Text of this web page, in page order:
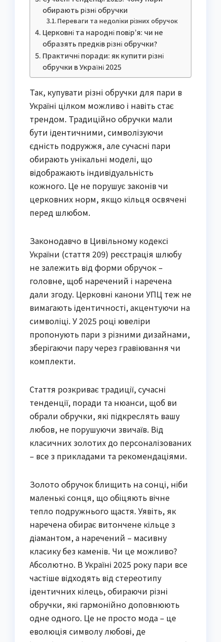
обирають різні обручки
Переваги та недоліки різних обручок
Церковні та народні повір’я: чи не
образять предків різні обручки?
Практичні поради: як купити різні
обручки в Україні 2025
Так, купувати різні обручки для пари в
Україні цілком можливо і навіть стає
трендом. Традиційно обручки мали
бути ідентичними, символізуючи
єдність подружжя, але сучасні пари
обирають унікальні моделі, що
відображають індивідуальність
кожного. Це не порушує законів чи
церковних норм, якщо кільця освячені
перед шлюбом.
Законодавчо в Цивільному кодексі
України (стаття 209) реєстрація шлюбу
не залежить від форми обручок –
головне, щоб наречений і наречена
дали згоду. Церковні канони УПЦ теж не
вимагають ідентичності, акцентуючи на
символіці. У 2025 році ювеліри
пропонують пари з різними дизайнами,
зберігаючи пару через гравіювання чи
комплекти.
Стаття розкриває традиції, сучасні
тенденції, поради та нюанси, щоб ви
обрали обручки, які підкреслять вашу
любов, не порушуючи звичаїв. Від
класичних золотих до персоналізованих
– все з прикладами та рекомендаціями.
Золото обручок блищить на сонці, ніби
маленькі сонця, що обіцяють вічне
тепло подружнього щастя. Уявіть, як
наречена обирає витончене кільце з
діамантом, а наречений – масивну
класику без каменів. Чи це можливо?
Абсолютно. В Україні 2025 року пари все
частіше відходять від стереотипу
ідентичних кілець, обираючи різні
обручки, які гармонійно доповнюють
одне одного. Це не просто мода – це
еволюція символу любові, де